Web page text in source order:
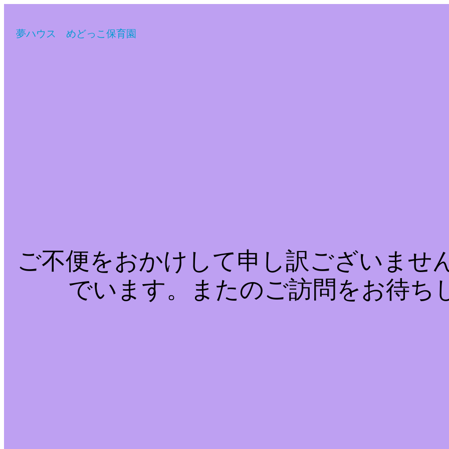
夢ハウス めどっこ保育園
ご不便をおかけして申し訳ございませ
でいます。またのご訪問をお待ち